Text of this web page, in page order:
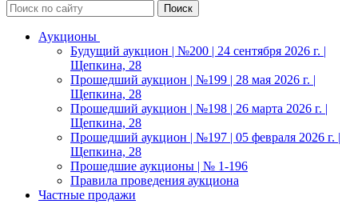
Аукционы
Будущий аукцион | №200 | 24 сентября 2026 г. |
Щепкина, 28
Прошедший аукцион | №199 | 28 мая 2026 г. |
Щепкина, 28
Прошедший аукцион | №198 | 26 марта 2026 г. |
Щепкина, 28
Прошедший аукцион | №197 | 05 февраля 2026 г. |
Щепкина, 28
Прошедшие аукционы | № 1-196
Правила проведения аукциона
Частные продажи